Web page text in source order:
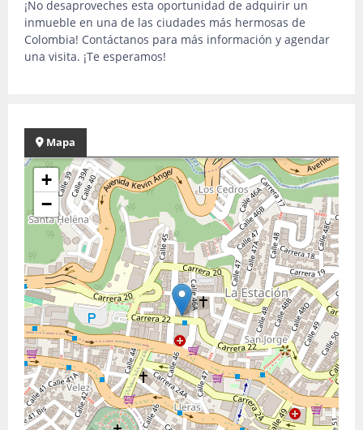
¡No desaproveches esta oportunidad de adquirir un
inmueble en una de las ciudades más hermosas de
Colombia! Contáctanos para más información y agendar
una visita. ¡Te esperamos!
Mapa
+
−